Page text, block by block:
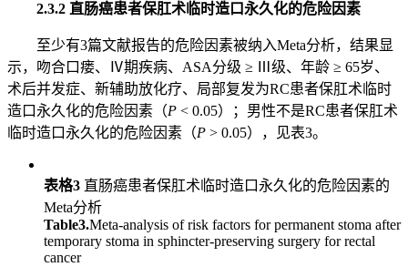
2.3.2 直肠癌患者保肛术临时造口永久化的危险因素
至少有3篇文献报告的危险因素被纳入Meta分析，结果显
示，吻合口瘘、Ⅳ期疾病、ASA分级 ≥ Ⅲ级、年龄 ≥ 65岁、
术后并发症、新辅助放化疗、局部复发为RC患者保肛术临时
造口永久化的危险因素（P < 0.05）；男性不是RC患者保肛术
临时造口永久化的危险因素（P > 0.05），见表3。
表格3 直肠癌患者保肛术临时造口永久化的危险因素的
Meta分析
Table3.Meta-analysis of risk factors for permanent stoma after
temporary stoma in sphincter-preserving surgery for rectal
cancer